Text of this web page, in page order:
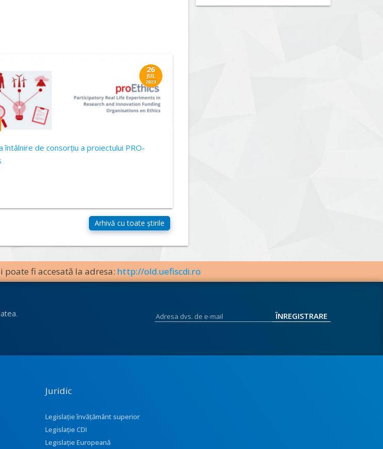
26
JUL
2023
întâlnire de consorțiu a proiectului PRO-
fi accesată la adresa: http://old.uefiscdi.ro
Juridic
Legislație învățământ superior
Legislație CDI
Legislație Europeană